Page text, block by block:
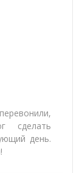
сделать
день.